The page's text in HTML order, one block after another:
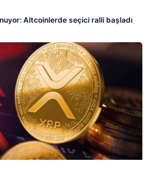
Altcoinlerde seçici ralli başladı